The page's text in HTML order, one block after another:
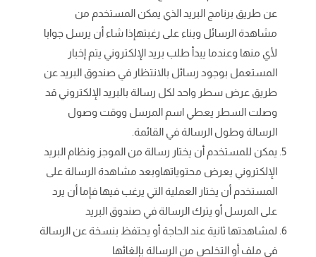
عن طريق برنامج البريد الذي يمكن المستخدم من
مشاهدة الرسائل وبناء على رغبتهإذا شاء أن يرسل جوابا
لأي منها وعندما يبدأ طلب بريد الإلكتروني يتم إخبار
المستعمل بوجود رسائل بالانتظار في صندوق البريد عن
طريق عرض سطر واحد لكل رسالة بالبريد الإلكتروني قد
وصلت السطر يعطي اسم المرسل ووقت وصول
الرسالة وطول الرسالة في القائمة.
يمكن للمستخدم أن يختار رسالة من الموجز ونظام البريد
الإلكتروني يعرض محتوياتهاوبعد مشاهدة الرسالة على
المستخدم أن يختار العملية التي يرغب فيها فإما أن يرد
على المرسل أو يترك الرسالة في صندوق البريد
لمشاهدتها ثانية عند الحاجة أو يحتفظ بنسخة عن الرسالة
في ملف أو التخلص من الرسالة بإلغائها